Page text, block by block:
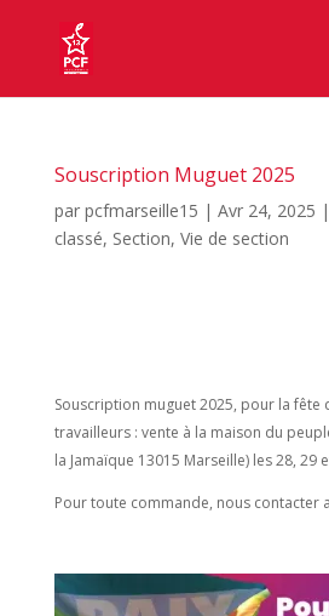
Souscription Muguet 2025
par pcfmarseille15 | Avr 24, 2025 |
classé, Section, Vie de section
Souscription muguet 2025, pour la fête
travailleurs : vente à la maison du
la Jamaïque 13015 Marseille) les 28, 29
Pour toute commande, nous contacter